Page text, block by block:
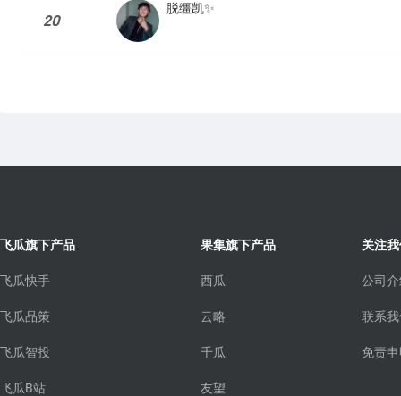
20
脱缰凯✨
飞瓜旗下产品
飞瓜快手
飞瓜品策
飞瓜智投
飞瓜B站
果集旗下产品
西瓜
云略
千瓜
友望
关注
公司
联系
免责